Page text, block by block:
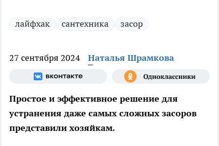
лайфхак сантехника засор
27 сентября 2024 Наталья Шрамкова
Простое и эффективное решение для
устранения даже самых сложных засоров
представили хозяйкам.